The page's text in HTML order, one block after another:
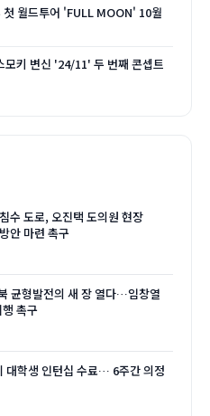
첫 월드투어 'FULL MOON' 10월
모키 변신 '24/11' 두 번째 콘셉트
수 도로, 오진택 도의원 현장
안 마련 촉구
균형발전의 새 장 열다…임창열
촉구
대학생 인턴십 수료… 6주간 의정